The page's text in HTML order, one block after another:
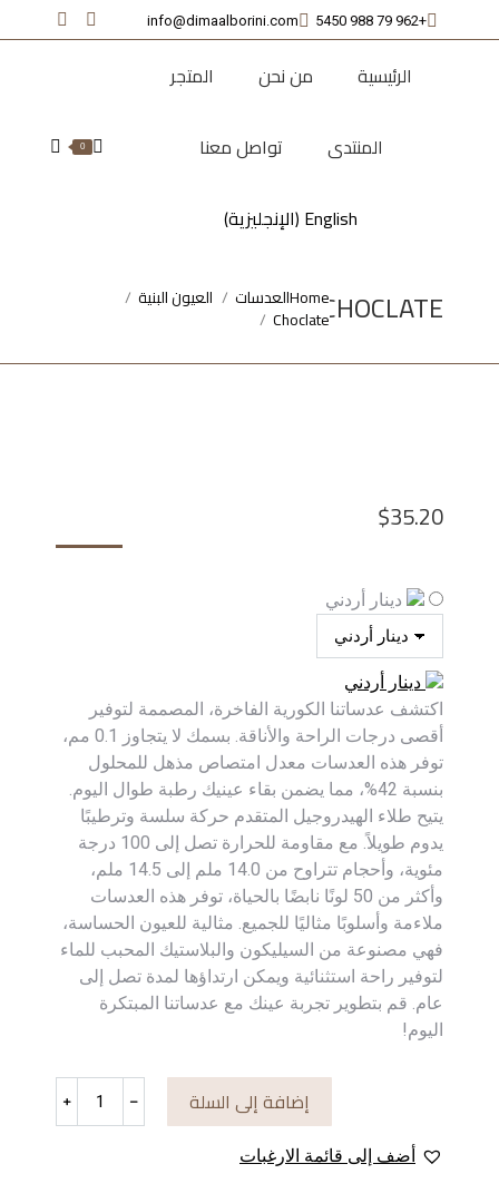
+962 79 988 5450
info@dimaalborini.com
Facebook
new
new
الرئيسية من نحن المتجر
المنتدى تواصل معنا
English
(الإنجليزية)
0
Search:
CHOCLATE
You are here:
Homeالعدسات العيون البنية
Choclate
$35.20
دينار أردني
دينار أردني
اكتشف عدساتنا الكورية الفاخرة، المصممة لتوفير
أقصى درجات الراحة والأناقة. بسمك لا يتجاوز 0.1 مم،
توفر هذه العدسات معدل امتصاص مذهل للمحلول
بنسبة 42%، مما يضمن بقاء عينيك رطبة طوال اليوم.
يتيح طلاء الهيدروجيل المتقدم حركة سلسة وترطيبًا
يدوم طويلاً. مع مقاومة للحرارة تصل إلى 100 درجة
مئوية، وأحجام تتراوح من 14.0 ملم إلى 14.5 ملم،
وأكثر من 50 لونًا نابضًا بالحياة، توفر هذه العدسات
ملاءمة وأسلوبًا مثاليًا للجميع. مثالية للعيون الحساسة،
فهي مصنوعة من السيليكون والبلاستيك المحبب للماء
لتوفير راحة استثنائية ويمكن ارتداؤها لمدة تصل إلى
عام. قم بتطوير تجربة عينك مع عدساتنا المبتكرة
اليوم!
﹣
﹢ إضافة إلى السلة
أضف إلى قائمة الارغبات